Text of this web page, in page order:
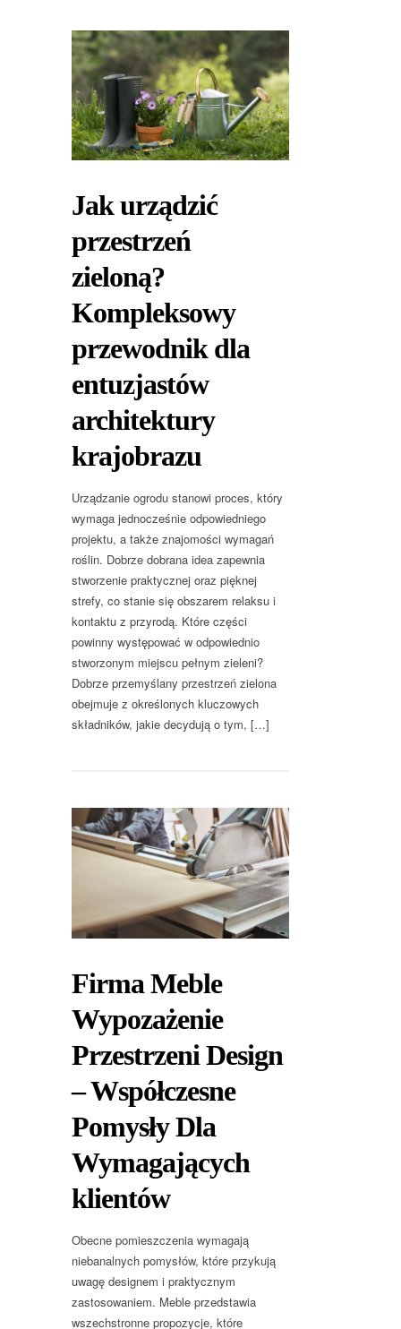
Jak urządzić
przestrzeń
zieloną?
Kompleksowy
przewodnik dla
entuzjastów
architektury
krajobrazu
Urządzanie ogrodu stanowi proces, który
wymaga jednocześnie odpowiedniego
projektu, a także znajomości wymagań
roślin. Dobrze dobrana idea zapewnia
stworzenie praktycznej oraz pięknej
strefy, co stanie się obszarem relaksu i
kontaktu z przyrodą. Które części
powinny występować w odpowiednio
stworzonym miejscu pełnym zieleni?
Dobrze przemyślany przestrzeń zielona
obejmuje z określonych kluczowych
składników, jakie decydują o tym, […]
Firma Meble
Wypozażenie
Przestrzeni Design
– Współczesne
Pomysły Dla
Wymagających
klientów
Obecne pomieszczenia wymagają
niebanalnych pomysłów, które przykują
uwagę designem i praktycznym
zastosowaniem. Meble przedstawia
wszechstronne propozycje, które